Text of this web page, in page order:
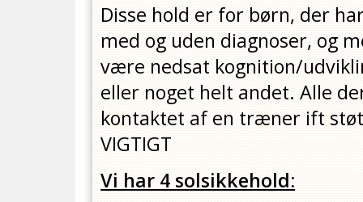
Disse hold er for børn, der
med og uden diagnoser, og
være nedsat kognition/
eller noget helt andet. Alle
kontaktet af en træner ift
VIGTIGT
Vi har 4 solsikkehold: